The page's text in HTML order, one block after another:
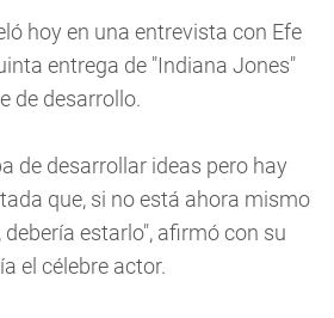
hoy en una entrevista con Efe
entrega de "Indiana Jones"
de desarrollo.
de desarrollar ideas pero hay
que, si no está ahora mismo
estarlo", afirmó con su
el célebre actor.